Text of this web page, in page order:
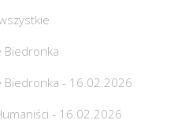
Biedronka
Biedronka - 16.02.2026
- 16.02.2026